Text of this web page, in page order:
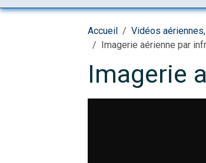
Accueil Vidéos
Imagerie aérienne par
Imagerie